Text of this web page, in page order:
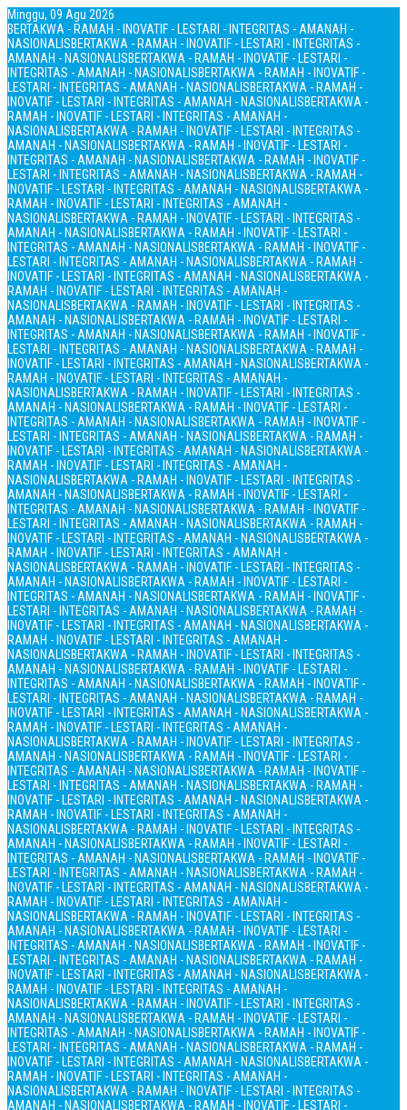
Minggu, 09 Agu 2026
BERTAKWA - RAMAH - INOVATIF - LESTARI - INTEGRITAS - AMANAH -
NASIONALISBERTAKWA - RAMAH - INOVATIF - LESTARI - INTEGRITAS -
AMANAH - NASIONALISBERTAKWA - RAMAH - INOVATIF - LESTARI -
INTEGRITAS - AMANAH - NASIONALISBERTAKWA - RAMAH - INOVATIF -
LESTARI - INTEGRITAS - AMANAH - NASIONALISBERTAKWA - RAMAH -
INOVATIF - LESTARI - INTEGRITAS - AMANAH - NASIONALISBERTAKWA -
RAMAH - INOVATIF - LESTARI - INTEGRITAS - AMANAH -
NASIONALISBERTAKWA - RAMAH - INOVATIF - LESTARI - INTEGRITAS -
AMANAH - NASIONALISBERTAKWA - RAMAH - INOVATIF - LESTARI -
INTEGRITAS - AMANAH - NASIONALISBERTAKWA - RAMAH - INOVATIF -
LESTARI - INTEGRITAS - AMANAH - NASIONALISBERTAKWA - RAMAH -
INOVATIF - LESTARI - INTEGRITAS - AMANAH - NASIONALISBERTAKWA -
RAMAH - INOVATIF - LESTARI - INTEGRITAS - AMANAH -
NASIONALISBERTAKWA - RAMAH - INOVATIF - LESTARI - INTEGRITAS -
AMANAH - NASIONALISBERTAKWA - RAMAH - INOVATIF - LESTARI -
INTEGRITAS - AMANAH - NASIONALISBERTAKWA - RAMAH - INOVATIF -
LESTARI - INTEGRITAS - AMANAH - NASIONALISBERTAKWA - RAMAH -
INOVATIF - LESTARI - INTEGRITAS - AMANAH - NASIONALISBERTAKWA -
RAMAH - INOVATIF - LESTARI - INTEGRITAS - AMANAH -
NASIONALISBERTAKWA - RAMAH - INOVATIF - LESTARI - INTEGRITAS -
AMANAH - NASIONALISBERTAKWA - RAMAH - INOVATIF - LESTARI -
INTEGRITAS - AMANAH - NASIONALISBERTAKWA - RAMAH - INOVATIF -
LESTARI - INTEGRITAS - AMANAH - NASIONALISBERTAKWA - RAMAH -
INOVATIF - LESTARI - INTEGRITAS - AMANAH - NASIONALISBERTAKWA -
RAMAH - INOVATIF - LESTARI - INTEGRITAS - AMANAH -
NASIONALISBERTAKWA - RAMAH - INOVATIF - LESTARI - INTEGRITAS -
AMANAH - NASIONALISBERTAKWA - RAMAH - INOVATIF - LESTARI -
INTEGRITAS - AMANAH - NASIONALISBERTAKWA - RAMAH - INOVATIF -
LESTARI - INTEGRITAS - AMANAH - NASIONALISBERTAKWA - RAMAH -
INOVATIF - LESTARI - INTEGRITAS - AMANAH - NASIONALISBERTAKWA -
RAMAH - INOVATIF - LESTARI - INTEGRITAS - AMANAH -
NASIONALISBERTAKWA - RAMAH - INOVATIF - LESTARI - INTEGRITAS -
AMANAH - NASIONALISBERTAKWA - RAMAH - INOVATIF - LESTARI -
INTEGRITAS - AMANAH - NASIONALISBERTAKWA - RAMAH - INOVATIF -
LESTARI - INTEGRITAS - AMANAH - NASIONALISBERTAKWA - RAMAH -
INOVATIF - LESTARI - INTEGRITAS - AMANAH - NASIONALISBERTAKWA -
RAMAH - INOVATIF - LESTARI - INTEGRITAS - AMANAH -
NASIONALISBERTAKWA - RAMAH - INOVATIF - LESTARI - INTEGRITAS -
AMANAH - NASIONALISBERTAKWA - RAMAH - INOVATIF - LESTARI -
INTEGRITAS - AMANAH - NASIONALISBERTAKWA - RAMAH - INOVATIF -
LESTARI - INTEGRITAS - AMANAH - NASIONALISBERTAKWA - RAMAH -
INOVATIF - LESTARI - INTEGRITAS - AMANAH - NASIONALISBERTAKWA -
RAMAH - INOVATIF - LESTARI - INTEGRITAS - AMANAH -
NASIONALISBERTAKWA - RAMAH - INOVATIF - LESTARI - INTEGRITAS -
AMANAH - NASIONALISBERTAKWA - RAMAH - INOVATIF - LESTARI -
INTEGRITAS - AMANAH - NASIONALISBERTAKWA - RAMAH - INOVATIF -
LESTARI - INTEGRITAS - AMANAH - NASIONALISBERTAKWA - RAMAH -
INOVATIF - LESTARI - INTEGRITAS - AMANAH - NASIONALISBERTAKWA -
RAMAH - INOVATIF - LESTARI - INTEGRITAS - AMANAH -
NASIONALISBERTAKWA - RAMAH - INOVATIF - LESTARI - INTEGRITAS -
AMANAH - NASIONALISBERTAKWA - RAMAH - INOVATIF - LESTARI -
INTEGRITAS - AMANAH - NASIONALISBERTAKWA - RAMAH - INOVATIF -
LESTARI - INTEGRITAS - AMANAH - NASIONALISBERTAKWA - RAMAH -
INOVATIF - LESTARI - INTEGRITAS - AMANAH - NASIONALISBERTAKWA -
RAMAH - INOVATIF - LESTARI - INTEGRITAS - AMANAH -
NASIONALISBERTAKWA - RAMAH - INOVATIF - LESTARI - INTEGRITAS -
AMANAH - NASIONALISBERTAKWA - RAMAH - INOVATIF - LESTARI -
INTEGRITAS - AMANAH - NASIONALISBERTAKWA - RAMAH - INOVATIF -
LESTARI - INTEGRITAS - AMANAH - NASIONALISBERTAKWA - RAMAH -
INOVATIF - LESTARI - INTEGRITAS - AMANAH - NASIONALISBERTAKWA -
RAMAH - INOVATIF - LESTARI - INTEGRITAS - AMANAH -
NASIONALISBERTAKWA - RAMAH - INOVATIF - LESTARI - INTEGRITAS -
AMANAH - NASIONALISBERTAKWA - RAMAH - INOVATIF - LESTARI -
INTEGRITAS - AMANAH - NASIONALISBERTAKWA - RAMAH - INOVATIF -
LESTARI - INTEGRITAS - AMANAH - NASIONALISBERTAKWA - RAMAH -
INOVATIF - LESTARI - INTEGRITAS - AMANAH - NASIONALISBERTAKWA -
RAMAH - INOVATIF - LESTARI - INTEGRITAS - AMANAH -
NASIONALISBERTAKWA - RAMAH - INOVATIF - LESTARI - INTEGRITAS -
AMANAH - NASIONALISBERTAKWA - RAMAH - INOVATIF - LESTARI -
INTEGRITAS - AMANAH - NASIONALISBERTAKWA - RAMAH - INOVATIF -
LESTARI - INTEGRITAS - AMANAH - NASIONALISBERTAKWA - RAMAH -
INOVATIF - LESTARI - INTEGRITAS - AMANAH - NASIONALISBERTAKWA -
RAMAH - INOVATIF - LESTARI - INTEGRITAS - AMANAH -
NASIONALISBERTAKWA - RAMAH - INOVATIF - LESTARI - INTEGRITAS -
AMANAH - NASIONALISBERTAKWA - RAMAH - INOVATIF - LESTARI -